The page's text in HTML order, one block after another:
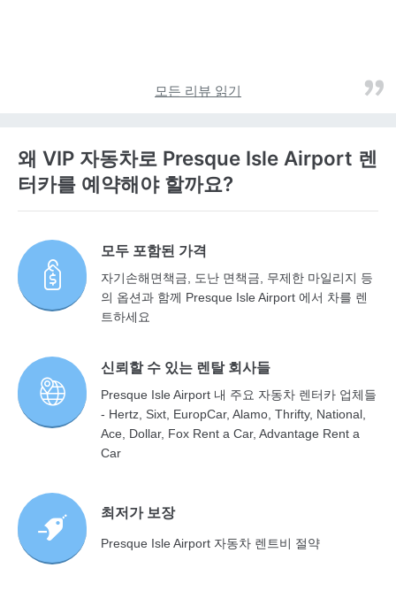
모든 리뷰 읽기
왜 VIP 자동차로 Presque Isle Airport 렌
터카를 예약해야 할까요?
모두 포함된 가격
자기손해면책금, 도난 면책금, 무제한 마일리지 등
의 옵션과 함께 Presque Isle Airport 에서 차를 렌
트하세요
신뢰할 수 있는 렌탈 회사들
Presque Isle Airport 내 주요 자동차 렌터카 업체들
- Hertz, Sixt, EuropCar, Alamo, Thrifty, National,
Ace, Dollar, Fox Rent a Car, Advantage Rent a
Car
최저가 보장
Presque Isle Airport 자동차 렌트비 절약